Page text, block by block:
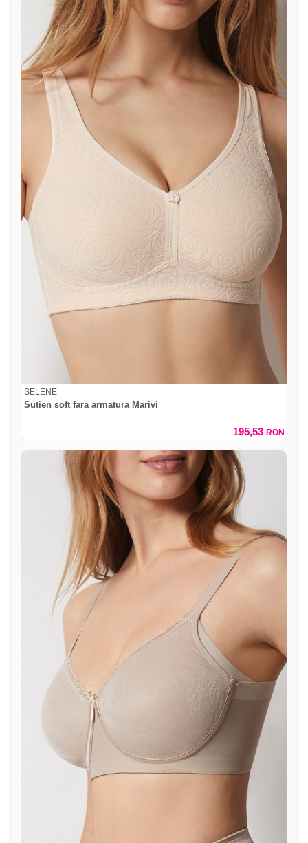
SELENE
Sutien soft fara armatura Marivi
195,53 RON